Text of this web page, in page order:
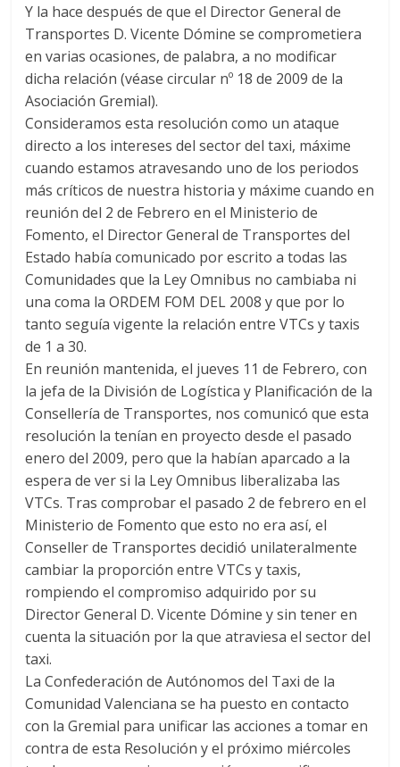
Y la hace después de que el Director General de
Transportes D. Vicente Dómine se comprometiera
en varias ocasiones, de palabra, a no modificar
dicha relación (véase circular nº 18 de 2009 de la
Asociación Gremial).
Consideramos esta resolución como un ataque
directo a los intereses del sector del taxi, máxime
cuando estamos atravesando uno de los periodos
más críticos de nuestra historia y máxime cuando en
reunión del 2 de Febrero en el Ministerio de
Fomento, el Director General de Transportes del
Estado había comunicado por escrito a todas las
Comunidades que la Ley Omnibus no cambiaba ni
una coma la ORDEM FOM DEL 2008 y que por lo
tanto seguía vigente la relación entre VTCs y taxis
de 1 a 30.
En reunión mantenida, el jueves 11 de Febrero, con
la jefa de la División de Logística y Planificación de la
Consellería de Transportes, nos comunicó que esta
resolución la tenían en proyecto desde el pasado
enero del 2009, pero que la habían aparcado a la
espera de ver si la Ley Omnibus liberalizaba las
VTCs. Tras comprobar el pasado 2 de febrero en el
Ministerio de Fomento que esto no era así, el
Conseller de Transportes decidió unilateralmente
cambiar la proporción entre VTCs y taxis,
rompiendo el compromiso adquirido por su
Director General D. Vicente Dómine y sin tener en
cuenta la situación por la que atraviesa el sector del
taxi.
La Confederación de Autónomos del Taxi de la
Comunidad Valenciana se ha puesto en contacto
con la Gremial para unificar las acciones a tomar en
contra de esta Resolución y el próximo miércoles